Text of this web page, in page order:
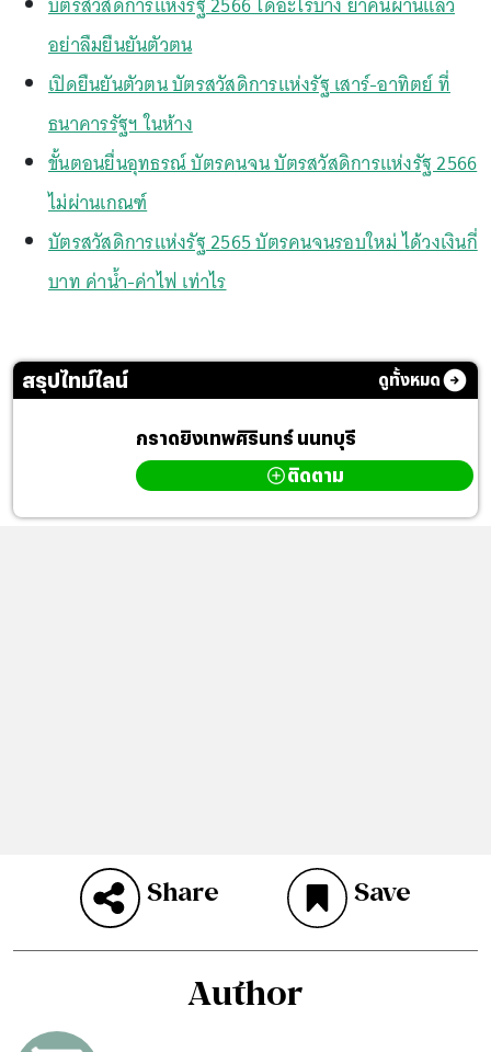
อย่าลืมยืนยันตัวตน
เปิดยืนยันตัวตน บัตรสวัสดิการแห่งรัฐ เสาร์-อาทิตย์ ที่
ธนาคารรัฐฯ ในห้าง
ขั้นตอนยื่นอุทธรณ์ บัตรคนจน บัตรสวัสดิการแห่งรัฐ 2566
ไม่ผ่านเกณฑ์
บัตรสวัสดิการแห่งรัฐ 2565 บัตรคนจนรอบใหม่ ได้วงเงินกี่
บาท ค่าน้ำ-ค่าไฟ เท่าไร
สรุปไทม์ไลน์ ดูทั้งหมด
กราดยิงเทพศิรินทร์ นนทบุรี
ติดตาม
Share Save
Author